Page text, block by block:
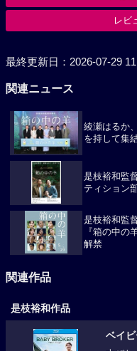
レビ
レビ
関連ニュース
綾瀬はるか
を持して集
是枝裕和監
ティション
是枝裕和監
『箱の中の
解禁
関連作品
是枝裕和作品
ベイ